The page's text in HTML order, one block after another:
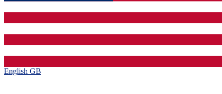
English GB‎